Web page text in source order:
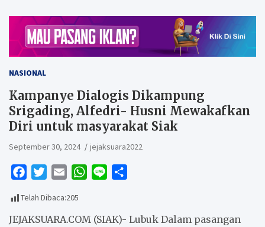
NASIONAL
Kampanye Dialogis Dikampung
Srigading, Alfedri- Husni Mewakafkan
Diri untuk masyarakat Siak
September 30, 2024 jejaksuara2022
c
e
i
t
a
i
W
t
e
r
Telah Dibaca:205
JEJAKSUARA.COM (SIAK)- Lubuk Dalam pasangan